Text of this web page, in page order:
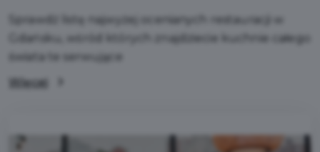
Sprawdź listę najwyżej ocenianych restauracji w
Gdańsku, wśród których znajdziecie kuchnie całego
świata te serwujące
Więcej